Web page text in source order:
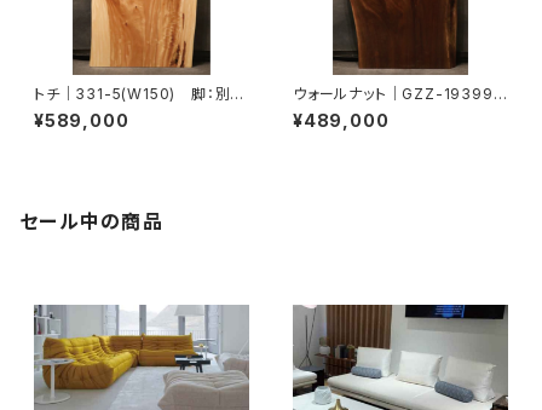
トチ｜331-5(W150) 脚：別売
り｜T0009
¥589,000
ウォールナット｜GZZ-193996
-3(W155) 脚：別売り｜T000
8
¥489,000
セール中の商品